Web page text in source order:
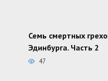
Семь смертных
Эдинбурга. Часть 2
47